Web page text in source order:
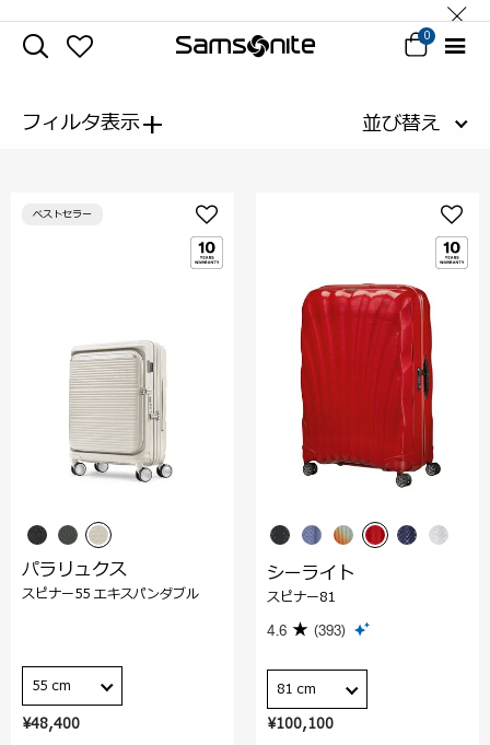
0
フィルタ表示+ 並び替え
¥48,400
ベストセラー
パラリュクス
スピナー55 エキスパンダブル
55 cm
¥100,100
シーライト
スピナー81
4.6 (393)
81 cm